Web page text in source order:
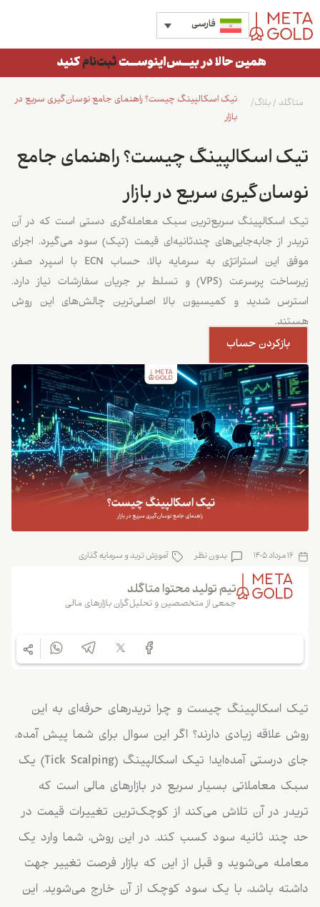
فارسی
تیک اسکالپینگ چیست؟ راهنمای جامع نوسان‌گیری سریع در
بازار
متاگلد /بلاگ/
تیک اسکالپینگ چیست؟ راهنمای جامع
نوسان‌گیری سریع در بازار
تیک اسکالپینگ سریع‌ترین سبک معامله‌گری دستی است که در آن
تریدر از جابه‌جایی‌های چندثانیه‌ای قیمت (تیک) سود می‌گیرد. اجرای
موفق این استراتژی به سرمایه بالا، حساب ECN با اسپرد صفر،
زیرساخت پرسرعت (VPS) و تسلط بر جریان سفارشات نیاز دارد.
استرس شدید و کمیسیون بالا اصلی‌ترین چالش‌های این روش
هستند.
بازکردن حساب
16 مرداد 1405 بدون نظر آموزش ترید و سرمایه گذاری
تیم تولید محتوا متاگلد
جمعی از متخصصین و تحلیل‌گران بازارهای مالی
تیک اسکالپینگ چیست و چرا تریدرهای حرفه‌ای به این
روش علاقه زیادی دارند؟ اگر این سوال برای شما پیش آمده،
جای درستی آمده‌اید! تیک اسکالپینگ (Tick Scalping) یک
سبک معاملاتی بسیار سریع در بازارهای مالی است که
تریدر در آن تلاش می‌کند از کوچک‌ترین تغییرات قیمت در
حد چند ثانیه سود کسب کند. در این روش، شما وارد یک
معامله می‌شوید و قبل از این که بازار فرصت تغییر جهت
داشته باشد، با یک سود کوچک از آن خارج می‌شوید. این